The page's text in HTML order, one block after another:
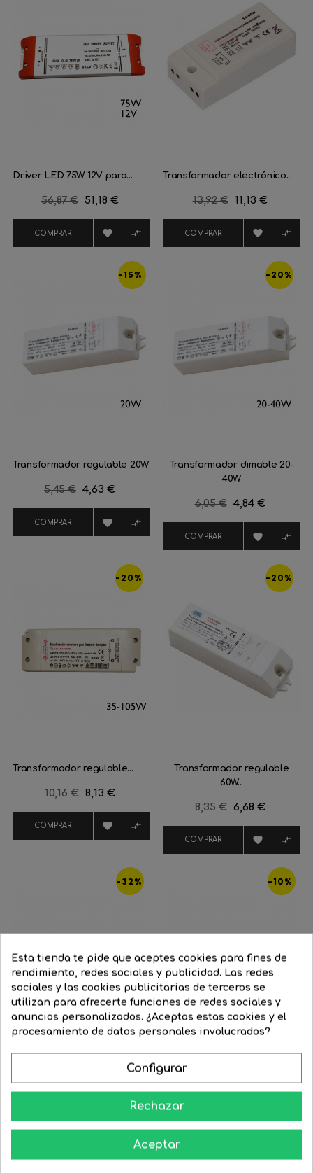
Driver LED 75W 12V para...
Precio
56,87 € Precio
51,18 €
COMPRAR  
Transformador electrónico...
Precio
13,92 € Precio
11,13 €
COMPRAR  
-15%
Transformador regulable 20W
Precio
5,45 € Precio
4,63 €
COMPRAR  
-20%
Transformador dimable 20-
40W
Precio
6,05 € Precio
4,84 €
COMPRAR  
-20%
Transformador regulable...
Precio
10,16 € Precio
8,13 €
COMPRAR  
-20%
Transformador regulable
60W...
Precio
8,35 € Precio
6,68 €
COMPRAR  
-32%
COMPRAR  
-10%
Balasto electrónico 18W /...
COMPRAR  
Esta tienda te pide que aceptes cookies para fines de
rendimiento, redes sociales y publicidad. Las redes
sociales y las cookies publicitarias de terceros se
utilizan para ofrecerte funciones de redes sociales y
anuncios personalizados. ¿Aceptas estas cookies y el
procesamiento de datos personales involucrados?
Configurar
Rechazar
Aceptar